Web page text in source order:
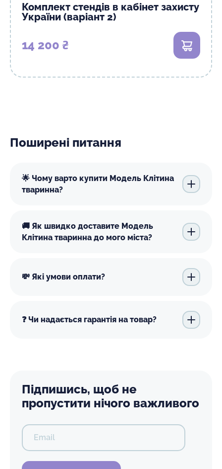
Комплект стендів в кабінет захисту
України (варіант 2)
14 200 ₴ В кошик
Поширені питання
🌟 Чому варто купити Модель Клітина
тваринна?
🚚 Як швидко доставите Модель
Клітина тваринна до мого міста?
💸 Які умови оплати?
❓ Чи надається гарантія на товар?
Підпишись, щоб не
пропустити нічого важливого
Email